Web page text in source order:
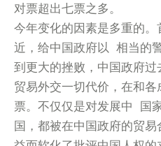
对票超出七票
今年变化的因素是多重的
近，给中国政府以 相当的
到更大的挫败，中国政府
贸易外交一切代价，在和
票。不仅仅是对发展中 国
国，都被在中国政府的贸